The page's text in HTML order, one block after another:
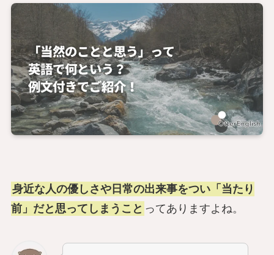
身近な人の優しさや日常の出来事をつい「当たり
前」だと思ってしまうこと ってありますよね。